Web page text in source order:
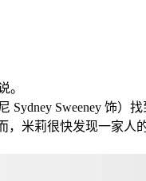
。
Sweeney 饰）找
，米莉很快发现一家